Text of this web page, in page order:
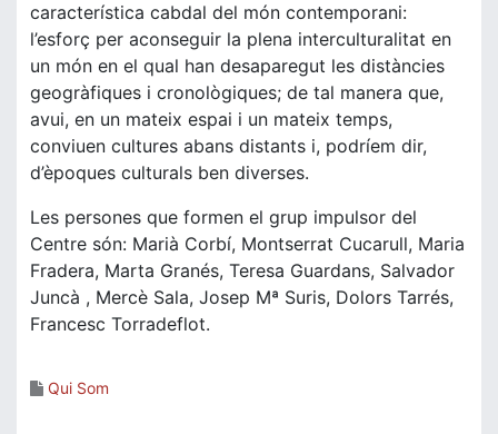
característica cabdal del món contemporani:
l’esforç per aconseguir la plena interculturalitat en
un món en el qual han desaparegut les distàncies
geogràfiques i cronològiques; de tal manera que,
avui, en un mateix espai i un mateix temps,
conviuen cultures abans distants i, podríem dir,
d’èpoques culturals ben diverses.
Les persones que formen el grup impulsor del
Centre són: Marià Corbí, Montserrat Cucarull, Maria
Fradera, Marta Granés, Teresa Guardans, Salvador
Juncà , Mercè Sala, Josep Mª Suris, Dolors Tarrés,
Francesc Torradeflot.
Qui Som